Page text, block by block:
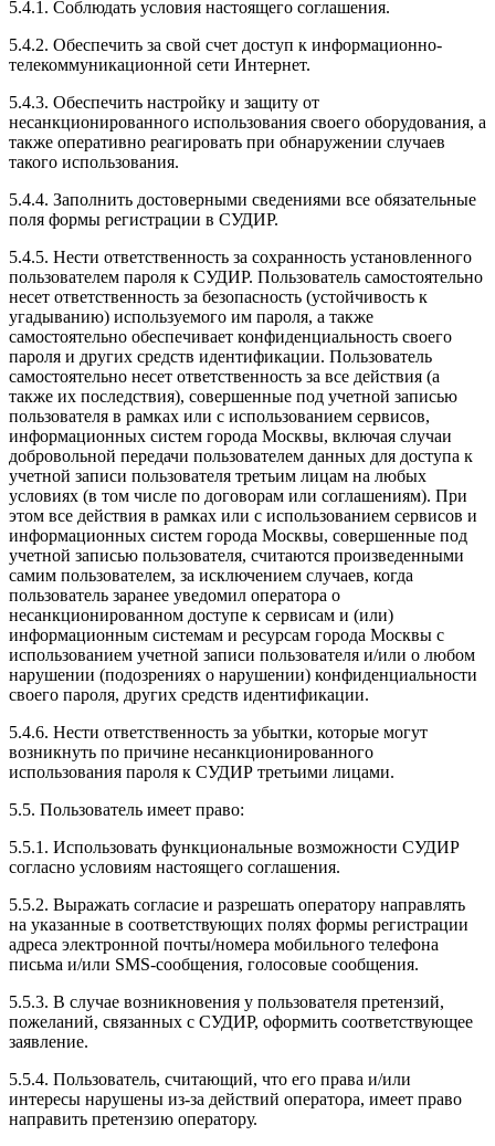
5.4.1. Соблюдать условия настоящего соглашения.
5.4.2. Обеспечить за свой счет доступ к информационно-
телекоммуникационной сети Интернет.
5.4.3. Обеспечить настройку и защиту от
несанкционированного использования своего оборудования, а
также оперативно реагировать при обнаружении случаев
такого использования.
5.4.4. Заполнить достоверными сведениями все обязательные
поля формы регистрации в СУДИР.
5.4.5. Нести ответственность за сохранность установленного
пользователем пароля к СУДИР. Пользователь самостоятельно
несет ответственность за безопасность (устойчивость к
угадыванию) используемого им пароля, а также
самостоятельно обеспечивает конфиденциальность своего
пароля и других средств идентификации. Пользователь
самостоятельно несет ответственность за все действия (а
также их последствия), совершенные под учетной записью
пользователя в рамках или с использованием сервисов,
информационных систем города Москвы, включая случаи
добровольной передачи пользователем данных для доступа к
учетной записи пользователя третьим лицам на любых
условиях (в том числе по договорам или соглашениям). При
этом все действия в рамках или с использованием сервисов и
информационных систем города Москвы, совершенные под
учетной записью пользователя, считаются произведенными
самим пользователем, за исключением случаев, когда
пользователь заранее уведомил оператора о
несанкционированном доступе к сервисам и (или)
информационным системам и ресурсам города Москвы с
использованием учетной записи пользователя и/или о любом
нарушении (подозрениях о нарушении) конфиденциальности
своего пароля, других средств идентификации.
5.4.6. Нести ответственность за убытки, которые могут
возникнуть по причине несанкционированного
использования пароля к СУДИР третьими лицами.
5.5. Пользователь имеет право:
5.5.1. Использовать функциональные возможности СУДИР
согласно условиям настоящего соглашения.
5.5.2. Выражать согласие и разрешать оператору направлять
на указанные в соответствующих полях формы регистрации
адреса электронной почты/номера мобильного телефона
письма и/или SMS-сообщения, голосовые сообщения.
5.5.3. В случае возникновения у пользователя претензий,
пожеланий, связанных с СУДИР, оформить соответствующее
заявление.
5.5.4. Пользователь, считающий, что его права и/или
интересы нарушены из-за действий оператора, имеет право
направить претензию оператору.